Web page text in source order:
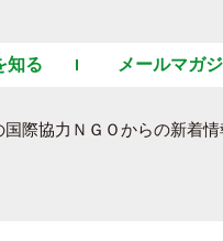
知る メールマガ
国際協力ＮＧＯからの新着情